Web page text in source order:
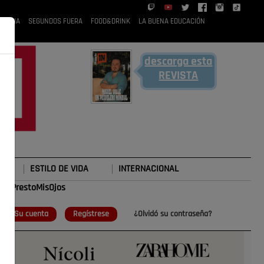
RUBIA SEGUNDOS FUERA FOOD&DRINK LA BUENA EDUCACIÓN
descarga esta
REVISTA
ESTILO DE VIDA INTERNACIONAL
Su cuenta Regístrese ¿Olvidó su contraseña?